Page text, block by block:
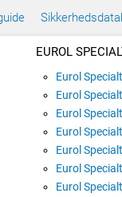
EUROL
Eurol
Eurol
Eurol
Eurol
Eurol
Eurol
Eurol
PROP-